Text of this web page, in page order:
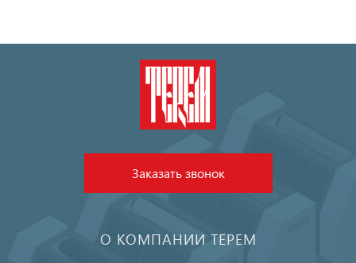
Заказать звонок
О КОМПАНИИ ТЕРЕМ